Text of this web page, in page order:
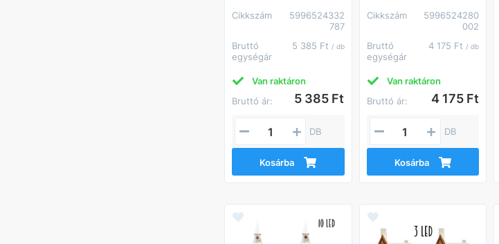
Cikkszám
5996524332
787
Bruttó
egységár
5 385 Ft / db
Van raktáron
Bruttó ár:
5 385 Ft
DB
Kosárba
Cikkszám
5996524280
002
Bruttó
egységár
4 175 Ft/ db
Van raktáron
Bruttó ár:
4 175 Ft
DB
Kosárba